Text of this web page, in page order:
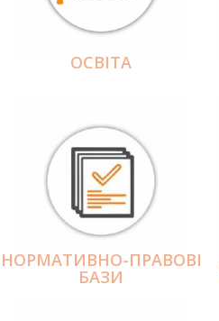
ОСВІТА
НОРМАТИВНО-ПРАВОВІ
БАЗИ